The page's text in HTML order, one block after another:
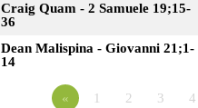
Craig Quam - 2 Samuele 19;15-
36
Dean Malispina - Giovanni 21;1-
14
« 1 2 3 4